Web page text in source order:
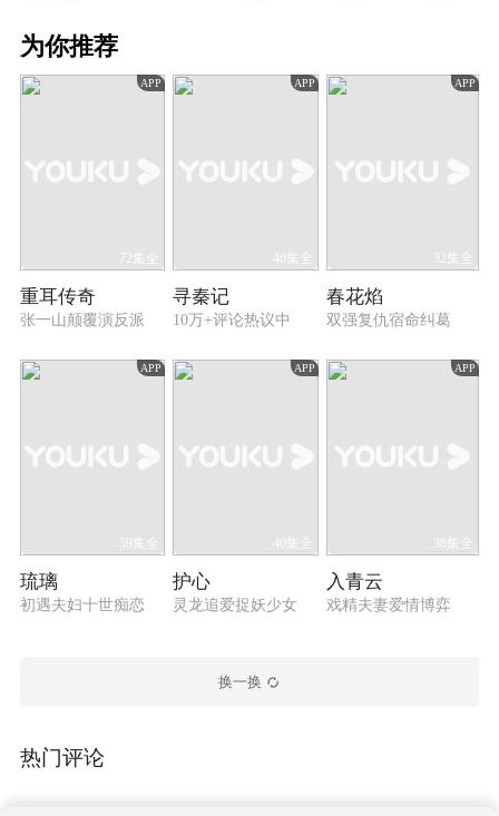
无异、闻人羽一同寻找谢衣。他们在朗德寨找到
谋，乐无异与伙伴们历尽艰险找到昭明剑心，赶
最终阻止了一场灾难的发生。
为你推荐
APP
72集全
重耳传奇
张一山颠覆演反派
APP
40集全
寻秦记
10万+评论热议中
APP
32集全
春花焰
双强复仇宿命纠葛
APP
59集全
琉璃
初遇夫妇十世痴恋
APP
40集全
护心
灵龙追爱捉妖少女
APP
36集全
入青云
戏精夫妻爱情博弈
换一换
热门评论